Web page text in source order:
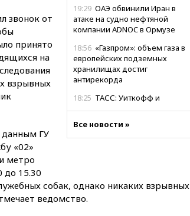
19:29 ОАЭ обвинили Иран в
атаке на судно нефтяной
компании ADNOC в Ормузе
18:56 «Газпром»: объем газа в
европейских подземных
хранилищах достиг
антирекорда
18:25 ТАСС: Уиткофф и
17:43«Тиса» выдвинула экс-
16:50Politico: «Газовая
авантюра Германии ставит под
Все новости »
звонок от
принято
на
взрывных
данным ГУ
«02»
метро
до 15.30
собак, однако никаких взрывных
ведомство.